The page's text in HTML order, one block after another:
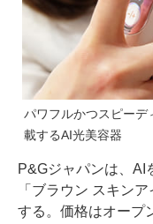
パワフルかつスピーデ
載するAI光美容器
P&Gジャパンは、AI
「ブラウン スキン
する。価格はオープ